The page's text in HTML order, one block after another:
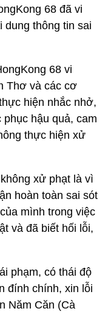
68 đã vi
dung thông tin sai
68 vi
Thơ và các cơ
hiện nhắc nhở,
hậu quả, cam
thực hiện xử
xử phạt là vì
hoàn toàn sai sót
mình trong việc
và đã biết hối lỗi,
phạm, có thái độ
đính chính, xin lỗi
Năm Căn (Cà